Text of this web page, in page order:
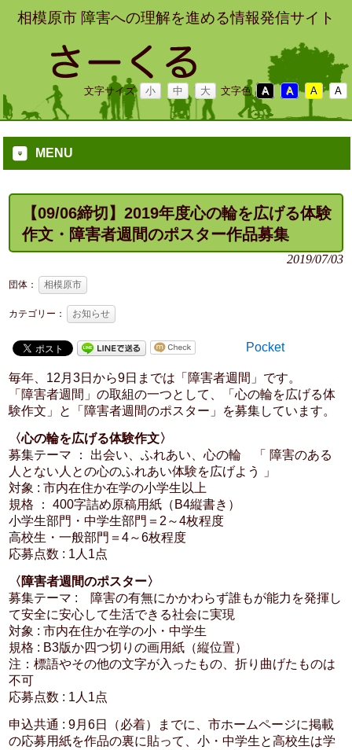
相模原市 障害への理解を進める情報発信サイト
文字サイズ 小 中 大 文字色 A A A A
MENU
【09/06締切】2019年度心の輪を広げる体験
作文・障害者週間のポスター作品募集
2019/07/03
団体： 相模原市
カテゴリー： お知らせ
Pocket
毎年、12月3日から9日までは「障害者週間」です。
「障害者週間」の取組の一つとして、「心の輪を広げる体
験作文」と「障害者週間のポスター」を募集しています。
〈心の輪を広げる体験作文〉
募集テーマ ： 出会い、ふれあい、心の輪 「 障害のある
人とない人との心のふれあい体験を広げよう 」
対象 : 市内在住か在学の小学生以上
規格 ： 400字詰め原稿用紙（B4縦書き）
小学生部門・中学生部門＝2～4枚程度
高校生・一般部門＝4～6枚程度
応募点数 : 1人1点
〈障害者週間のポスター〉
募集テーマ : 障害の有無にかかわらず誰もが能力を発揮し
て安全に安心して生活できる社会に実現
対象 : 市内在住か在学の小・中学生
規格 : B3版か四つ切りの画用紙（縦位置）
注：標語やその他の文字が入ったもの、折り曲げたものは
不可
応募点数 : 1人1点
申込共通 : 9月6日（必着）までに、市ホームページに掲載
の応募用紙を作品の裏に貼って、小・中学生と高校生は学